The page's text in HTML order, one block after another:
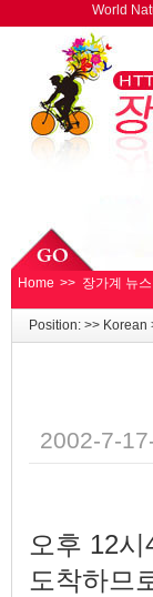
World
Home >> 장가계 뉴스
Position: >> Korean
2002-7-
오후 12
도착하므